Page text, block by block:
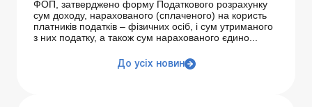
ФОП, затверджено форму Податкового розрахунку
сум доходу, нарахованого (сплаченого) на користь
платників податків – фізичних осіб, і сум утриманого
з них податку, а також сум нарахованого єдино...
До усіх новин